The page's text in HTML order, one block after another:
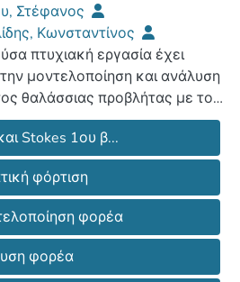
Στέφανος
Κωνσταντίνος
πτυχιακή εργασία έχει
μοντελοποίηση και ανάλυση
θαλάσσιας προβλήτας με το
SAP2000 που εδράζεται στη
και συγκεκριμένα στη περιοχή
Λόγω της
ανάπτυξης της
της δραστηριότητας που
στην παράκτια ζώνη του
η αναγκαιότητα
στη θάλασσα είναι
Stokes 1ου β...
φόρτιση
φορέα
φορέα